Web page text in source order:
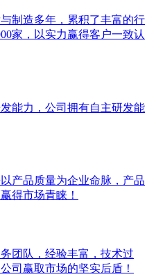
制造多年，累积了丰富的行
家，以实力赢得客户一致认
能力，公司拥有自主研发能
产品质量为企业命脉，产品
得市场青睐！
团队，经验丰富，技术过
司赢取市场的坚实后盾！